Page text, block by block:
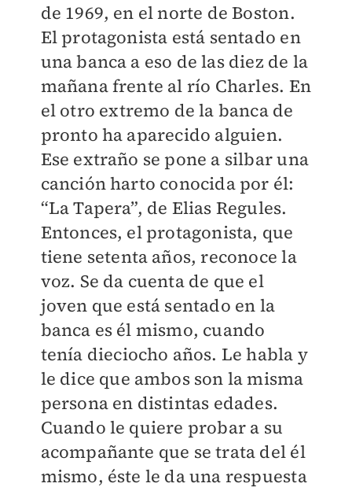
de 1969, en el norte de Boston.
El protagonista está sentado en
una banca a eso de las diez de la
mañana frente al río Charles. En
el otro extremo de la banca de
pronto ha aparecido alguien.
Ese extraño se pone a silbar una
canción harto conocida por él:
“La Tapera”, de Elias Regules.
Entonces, el protagonista, que
tiene setenta años, reconoce la
voz. Se da cuenta de que el
joven que está sentado en la
banca es él mismo, cuando
tenía dieciocho años. Le habla y
le dice que ambos son la misma
persona en distintas edades.
Cuando le quiere probar a su
acompañante que se trata del él
mismo, éste le da una respuesta